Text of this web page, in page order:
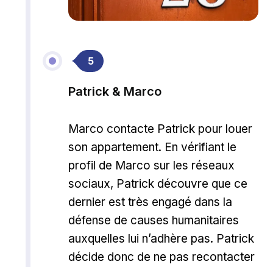
5
Patrick & Marco
Marco contacte Patrick pour louer
son appartement. En vérifiant le
profil de Marco sur les réseaux
sociaux, Patrick découvre que ce
dernier est très engagé dans la
défense de causes humanitaires
auxquelles lui n’adhère pas. Patrick
décide donc de ne pas recontacter